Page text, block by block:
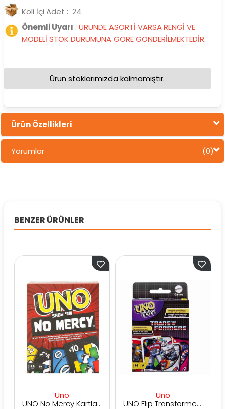
Koli İçi Adet : 24
Önemli Uyarı : ÜRÜNDE ASORTİ VARSA RENGİ VE
MODELİ STOK DURUMUNA GÖRE GÖNDERİLMEKTEDİR.
Ürün stoklarımızda kalmamıştır.
Ürün Özellikleri
Yorumlar (0)
BENZER ÜRÜNLER
Uno
UNO No Mercy Kartlar HWV18
Uno
UNO Flip Transformers HXJ49